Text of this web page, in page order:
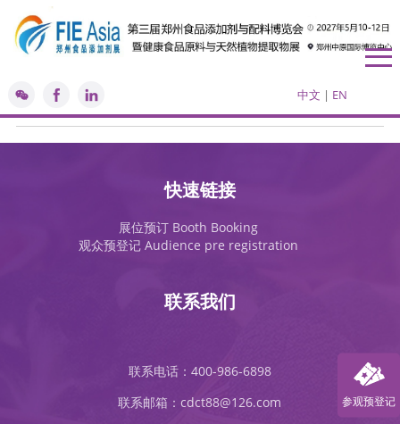
中文 | EN
快速链接
展位预订 Booth Booking
观众预登记 Audience pre registration
联系我们
联系电话：400-986-6898
联系邮箱：cdct88@126.com
参观预登记